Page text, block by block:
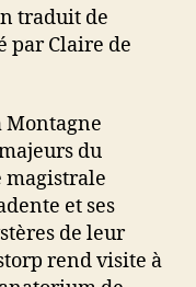
traduit de
par Claire de
Montagne
du
magistrale
et ses
de leur
rend visite à